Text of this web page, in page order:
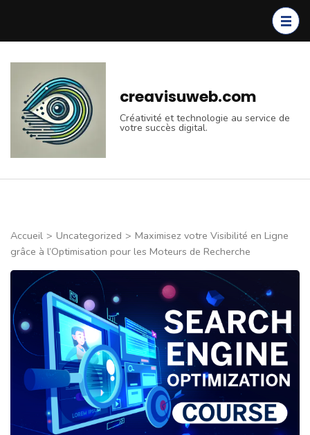
(Pressez
Entrée)
creavisuweb.com
Créativité et technologie au service de
votre succès digital.
Accueil > Uncategorized > Maximisez votre Visibilité en Ligne
grâce à l’Optimisation pour les Moteurs de Recherche